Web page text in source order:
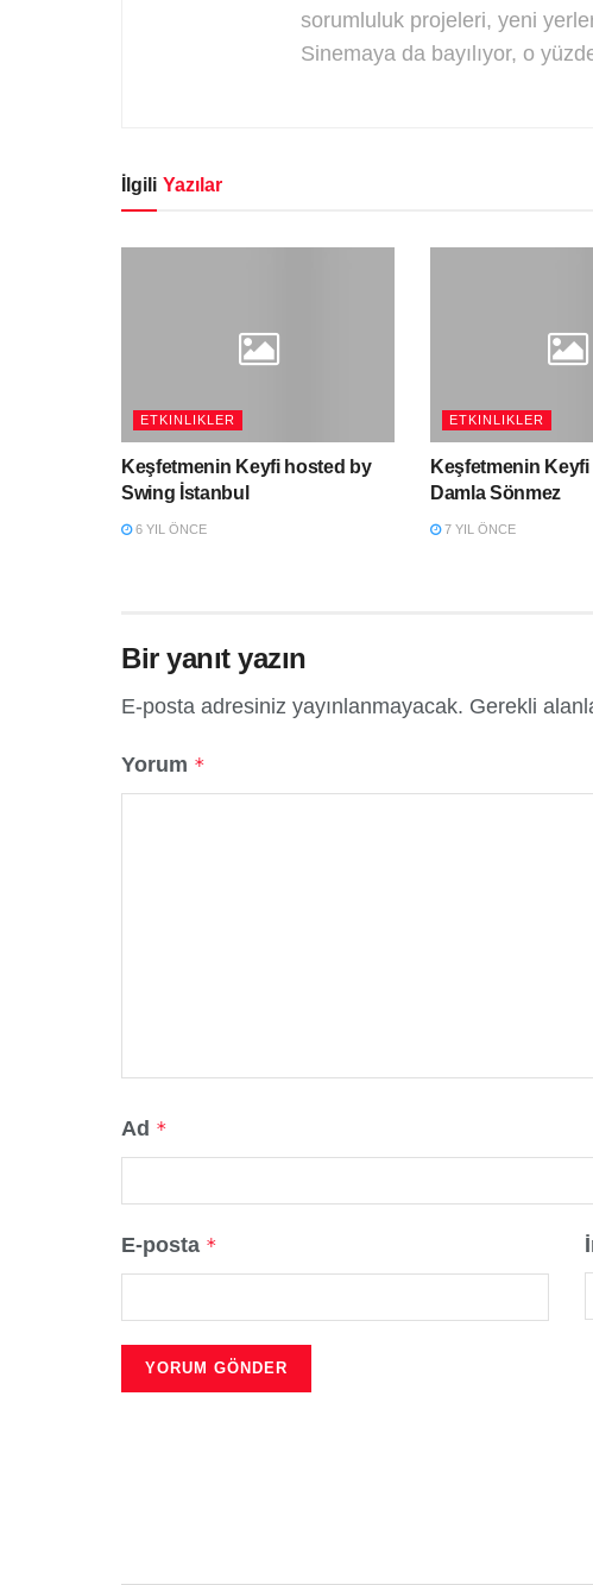
sorumluluk projeleri, yeni
Sinemaya da bayılıyor, o
İlgili Yazılar
ETKINLIKLER
Keşfetmenin Keyfi hosted by
Swing İstanbul
6 YIL ÖNCE
ETKINLIKLER
Keşfetmenin
Damla Sönmez
7 YIL ÖNCE
Bir yanıt yazın
E-posta adresiniz yayınlanmayacak. Gerekli
Yorum *
Ad *
E-posta *